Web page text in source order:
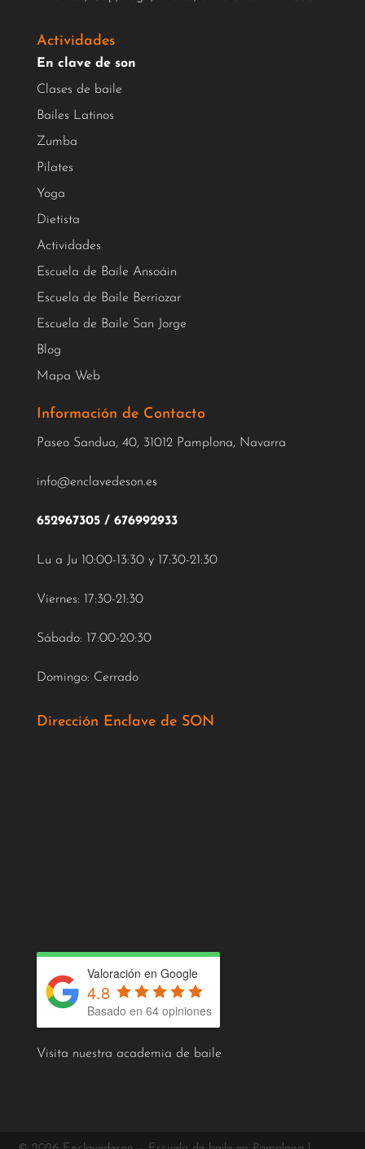
Actividades
En clave de son
Clases de baile
Bailes Latinos
Zumba
Pilates
Yoga
Dietista
Actividades
Escuela de Baile Ansoáin
Escuela de Baile Berriozar
Escuela de Baile San Jorge
Blog
Mapa Web
Información de Contacto
Paseo Sandua, 40, 31012 Pamplona, Navarra
info@enclavedeson.es
652967305/ 676992933
Lu a Ju 10:00-13:30 y 17:30-21:30
Viernes: 17:30-21:30
Sábado: 17:00-20:30
Domingo: Cerrado
Dirección Enclave de SON
Valoración en Google
4.8
Basado en 64 opiniones
Visita nuestra academia de baile